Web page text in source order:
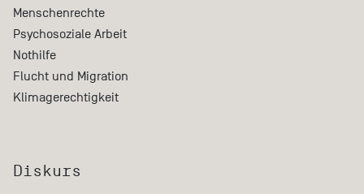
Menschenrechte
Psychosoziale Arbeit
Nothilfe
Flucht und Migration
Klimagerechtigkeit
Diskurs